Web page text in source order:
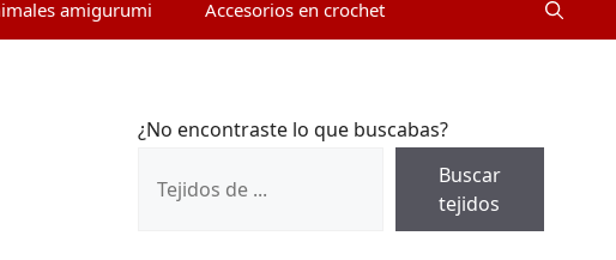
amigurumi Accesorios en crochet
¿No encontraste lo que buscabas?
Buscar
tejidos